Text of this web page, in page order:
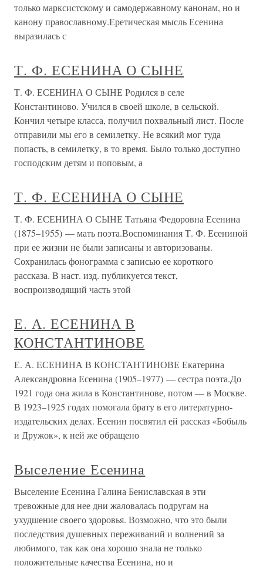
только марксистскому и самодержавному канонам, но и
канону православному.Еретическая мысль Есенина
выразилась с
Т. Ф. ЕСЕНИНА О СЫНЕ
Т. Ф. ЕСЕНИНА О СЫНЕ Родился в селе
Константиново. Учился в своей школе, в сельской.
Кончил четыре класса, получил похвальный лист. После
отправили мы его в семилетку. Не всякий мог туда
попасть, в семилетку, в то время. Было только доступно
господским детям и поповым, а
Т. Ф. ЕСЕНИНА О СЫНЕ
Т. Ф. ЕСЕНИНА О СЫНЕ Татьяна Федоровна Есенина
(1875–1955) — мать поэта.Воспоминания Т. Ф. Есениной
при ее жизни не были записаны и авторизованы.
Сохранилась фонограмма с записью ее короткого
рассказа. В наст. изд. публикуется текст,
воспроизводящий часть этой
Е. А. ЕСЕНИНА В
КОНСТАНТИНОВЕ
Е. А. ЕСЕНИНА В КОНСТАНТИНОВЕ Екатерина
Александровна Есенина (1905–1977) — сестра поэта.До
1921 года она жила в Константинове, потом — в Москве.
В 1923–1925 годах помогала брату в его литературно-
издательских делах. Есенин посвятил ей рассказ «Бобыль
и Дружок», к ней же обращено
Выселение Есенина
Выселение Есенина Галина Бениславская в эти
тревожные для нее дни жаловалась подругам на
ухудшение своего здоровья. Возможно, что это были
последствия душевных переживаний и волнений за
любимого, так как она хорошо знала не только
положительные качества Есенина, но и